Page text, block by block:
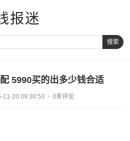
报迷
搜索
5990买的出多少钱合适
11-20 09:30:53 0条评论